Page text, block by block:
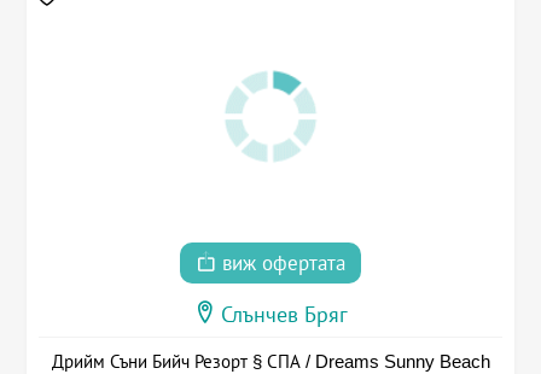
виж офертата
Слънчев Бряг
Дрийм Съни Бийч Резорт § СПА / Dreams Sunny Beach